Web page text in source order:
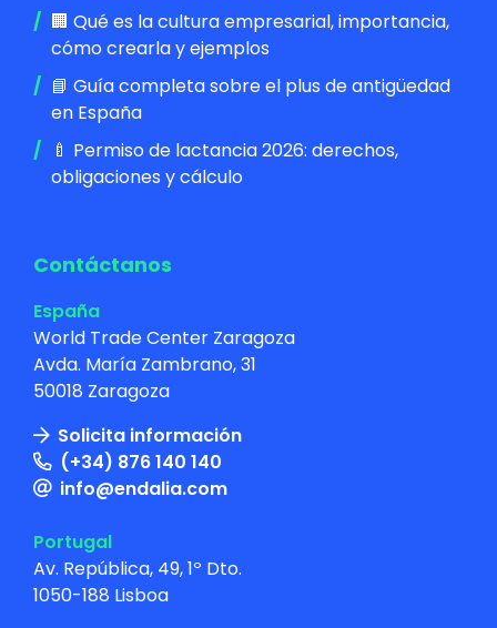
🏢 Qué es la cultura empresarial, importancia,
cómo crearla y ejemplos
📘 Guía completa sobre el plus de antigüedad
en España
🍼 Permiso de lactancia 2026: derechos,
obligaciones y cálculo
Contáctanos
España
World Trade Center Zaragoza
Avda. María Zambrano, 31
50018 Zaragoza
Solicita información
(+34) 876 140 140
info@endalia.com
Portugal
Av. República, 49, 1º Dto.
1050-188 Lisboa